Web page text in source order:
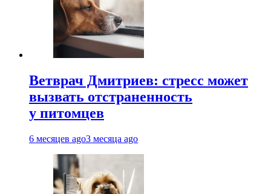
Ветврач Дмитриев: стресс может
вызвать отстраненность
у питомцев
6 месяцев ago3 месяца ago